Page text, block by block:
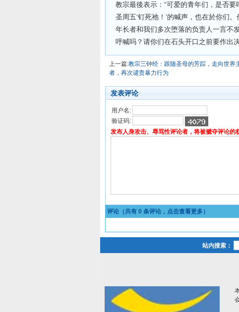
教宗最後表示：“可爱的青年们，是否
圣周五‘钉死祂！’的喊声，也在於你们
年长者和我们多次堕落的负责人一言不
呼喊吗？请你们在石头开口之前要作出
上一篇:教宗三钟经：跟随圣母的芳踪，走向世界
者，再次谴责暴力行为
发表评论
用户名:
验证码:
发布人身攻击、辱骂性评论者，将被褫夺评论的
评论（共有 0 条评论，点击查看更多）
站内搜索：